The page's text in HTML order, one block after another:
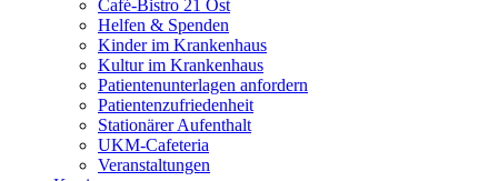
Café-Bistro 21 Ost
Helfen & Spenden
Kinder im Krankenhaus
Kultur im Krankenhaus
Patientenunterlagen anfordern
Patientenzufriedenheit
Stationärer Aufenthalt
UKM-Cafeteria
Veranstaltungen